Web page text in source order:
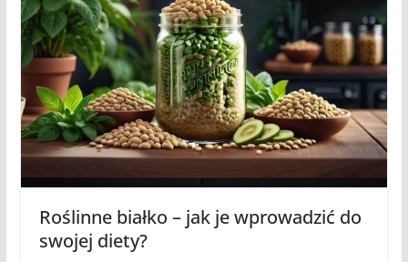
Roślinne białko – jak je wprowadzić do
swojej diety?